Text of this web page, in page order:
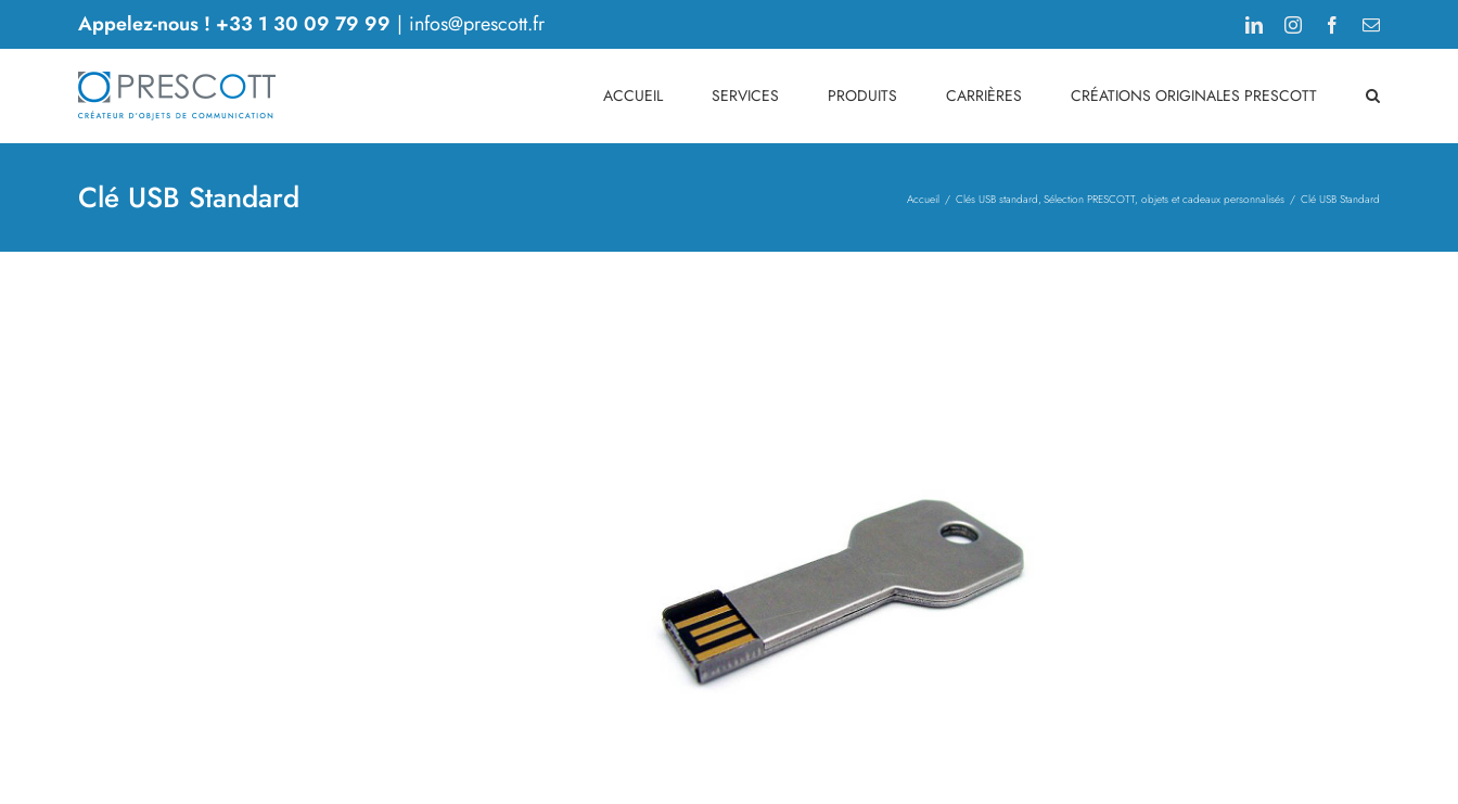
au
Appelez-nous ! +33 1 30 09 79 99 | infos@prescott.fr LinkedInInstagramFacebook
Email
ACCUEIL SERVICES PRODUITS CARRIÈRES CRÉATIONS ORIGINALES PRESCOTT
Clé USB Standard Accueil Clés USB standard Sélection PRESCOTT, objets et cadeaux personnalisés Clé USB Standard